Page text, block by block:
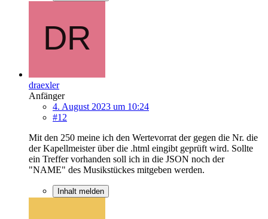
draexler
Anfänger
4. August 2023 um 10:24
#12
Mit den 250 meine ich den Wertevorrat der gegen die Nr. die
der Kapellmeister über die .html eingibt geprüft wird. Sollte
ein Treffer vorhanden soll ich in die JSON noch der
"NAME" des Musikstückes mitgeben werden.
Inhalt melden